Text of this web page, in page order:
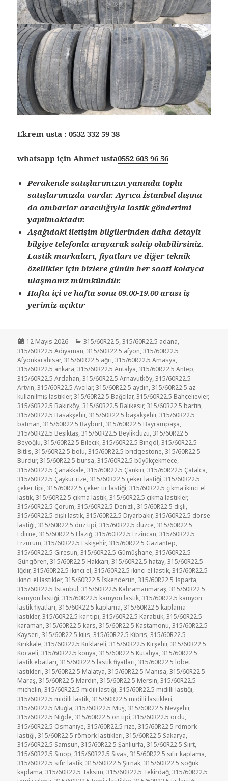
Ekrem usta :0532 332 59 38
whatsapp için Ahmet usta0552 603 96 56
Perakende satışlarımızın yanında toplu
satışlarımızda vardır. Ayrıca İstanbul dışına
da ambarlar aracılığıyla lastik gönderimi
yapılmaktadır.
Aşağıdaki iletişim bilgilerinden daha detaylı
bilgiye telefonla arayarak sahip olabilirsiniz.
Lastik markaları, fiyatları ve diğer teknik
özellikler için bizlere günün her saati kolayca
ulaşmanız mümkündür.
Hafta içi ve hafta sonu 09.00-19.00 arası iş
yerimiz açıktır
Yayın
tarihi
12 Mayıs 2026 Kategoriler
315/60R22.5,315/60R22.5 adana,
315/60R22.5 Adıyaman,315/60R22.5 afyon,315/60R22.5
Afyonkarahisar,315/60R22.5 ağrı,315/60R22.5 Amasya,
315/60R22.5 ankara,315/60R22.5 Antalya,315/60R22.5 Antep,
315/60R22.5 Ardahan,315/60R22.5 Arnavutköy,315/60R22.5
Artvin,315/60R22.5 Avcılar,315/60R22.5 aydın,315/60R22.5 az
kullanılmış lastikler,315/60R22.5 Bağcılar,315/60R22.5 Bahçelievler,
315/60R22.5 Bakırköy,315/60R22.5 Balıkesir,315/60R22.5 bartın,
315/60R22.5 Basakşehir,315/60R22.5 başakşehir,315/60R22.5
batman,315/60R22.5 Bayburt,315/60R22.5 Bayrampaşa,
315/60R22.5 Beşiktaş,315/60R22.5 Beylikdüzü,315/60R22.5
Beyoğlu,315/60R22.5 Bilecik,315/60R22.5 Bingöl,315/60R22.5
Bitlis,315/60R22.5 bolu,315/60R22.5 bridgestone,315/60R22.5
Burdur,315/60R22.5 bursa,315/60R22.5 büyükçekmece,
315/60R22.5 Çanakkale,315/60R22.5 Çankırı,315/60R22.5 Çatalca,
315/60R22.5 Çaykur rize,315/60R22.5 çeker lastiği,315/60R22.5
çeker tipi,315/60R22.5 çeker tır lastiği,315/60R22.5 çıkma ikinci el
lastik,315/60R22.5 çıkma lastik,315/60R22.5 çıkma lastikler,
315/60R22.5 Çorum,315/60R22.5 Denizli,315/60R22.5 dişli,
315/60R22.5 dişli lastik,315/60R22.5 Diyarbakır,315/60R22.5 dorse
lastiği,315/60R22.5 düz tipi,315/60R22.5 düzce,315/60R22.5
Edirne,315/60R22.5 Elazığ,315/60R22.5 Erzincan,315/60R22.5
Erzurum,315/60R22.5 Eskişehir,315/60R22.5 Gaziantep,
315/60R22.5 Giresun,315/60R22.5 Gümüşhane,315/60R22.5
Güngören,315/60R22.5 Hakkari,315/60R22.5 hatay,315/60R22.5
Iğdır,315/60R22.5 ikinci el,315/60R22.5 ikinci el lastik,315/60R22.5
ikinci el lastikler,315/60R22.5 İskenderun,315/60R22.5 Isparta,
315/60R22.5 İstanbul,315/60R22.5 Kahramanmaraş,315/60R22.5
kamyon lastiği,315/60R22.5 kamyon lastik,315/60R22.5 kamyon
lastik fiyatları,315/60R22.5 kaplama,315/60R22.5 kaplama
lastikler,315/60R22.5 kar tipi,315/60R22.5 Karabük,315/60R22.5
karaman,315/60R22.5 kars,315/60R22.5 Kastamonu,315/60R22.5
Kayseri,315/60R22.5 kilis,315/60R22.5 Kıbrıs,315/60R22.5
Kırıkkale,315/60R22.5 Kırklareli,315/60R22.5 Kırşehir,315/60R22.5
Kocaeli,315/60R22.5 konya,315/60R22.5 Kütahya,315/60R22.5
lastik ebatları,315/60R22.5 lastik fiyatları,315/60R22.5 lobet
lastikleri,315/60R22.5 Malatya,315/60R22.5 Manisa,315/60R22.5
Maraş,315/60R22.5 Mardin,315/60R22.5 Mersin,315/60R22.5
michelin,315/60R22.5 midili lastiği,315/60R22.5 midilli lastiği,
315/60R22.5 midilli lastik,315/60R22.5 midilli lastikleri,
315/60R22.5 Muğla,315/60R22.5 Muş,315/60R22.5 Nevşehir,
315/60R22.5 Niğde,315/60R22.5 ön tipi,315/60R22.5 ordu,
315/60R22.5 Osmaniye,315/60R22.5 rize,315/60R22.5 römork
lastiği,315/60R22.5 römork lastikleri,315/60R22.5 Sakarya,
315/60R22.5 Samsun,315/60R22.5 Şanlıurfa,315/60R22.5 Siirt,
315/60R22.5 Sinop,315/60R22.5 Sivas,315/60R22.5 sıfır kaplama,
315/60R22.5 sıfır lastik,315/60R22.5 Şırnak,315/60R22.5 soğuk
kaplama,315/60R22.5 Taksim,315/60R22.5 Tekirdağ,315/60R22.5